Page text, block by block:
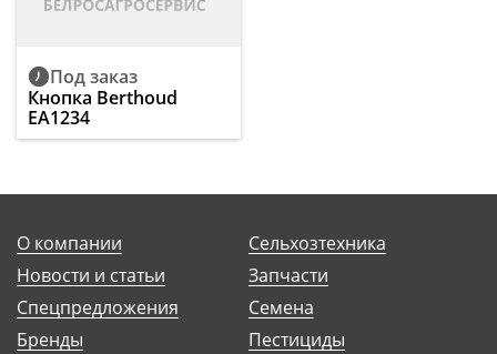
Под заказ
Кнопка Berthoud
EA1234
О компании
Новости и статьи
Спецпредложения
Бренды
Сельхозтехника
Запчасти
Семена
Пестициды